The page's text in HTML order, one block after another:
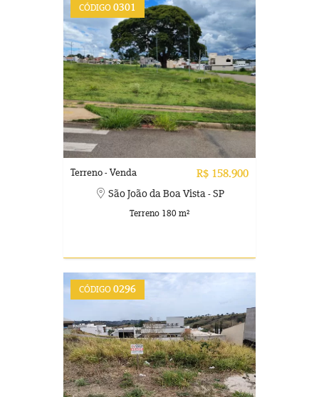
CÓDIGO 0301
Terreno - Venda R$ 158.900
São João da Boa Vista - SP
Terreno 180 m²
CÓDIGO 0296